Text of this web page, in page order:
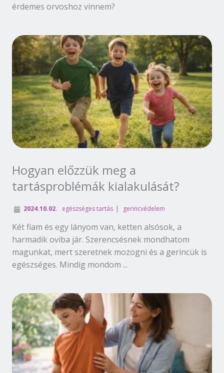
érdemes orvoshoz vinnem?
Hogyan előzzük meg a
tartásproblémák kialakulását?
2024.10.02. egészséges tartás gerincvédelem
Két fiam és egy lányom van, ketten alsósok, a
harmadik oviba jár. Szerencsésnek mondhatom
magunkat, mert szeretnek mozogni és a gerincük is
egészséges. Mindig mondom ...